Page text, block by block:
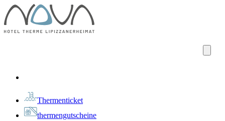
Thermenticket
thermengutscheine